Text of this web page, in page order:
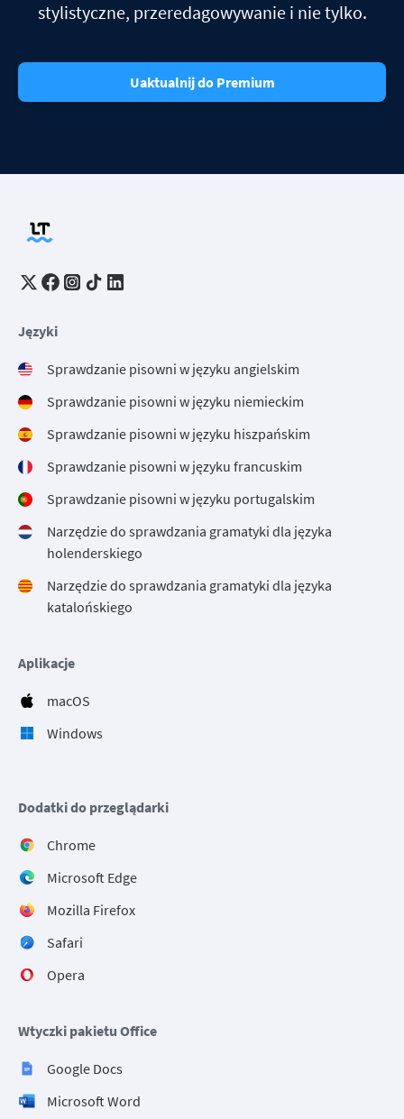
stylistyczne, przeredagowywanie i nie tylko.
Uaktualnij do Premium
Języki
Sprawdzanie pisowni w języku angielskim
Sprawdzanie pisowni w języku niemieckim
Sprawdzanie pisowni w języku hiszpańskim
Sprawdzanie pisowni w języku francuskim
Sprawdzanie pisowni w języku portugalskim
Narzędzie do sprawdzania gramatyki dla języka
holenderskiego
Narzędzie do sprawdzania gramatyki dla języka
katalońskiego
Aplikacje
macOS
Windows
Dodatki do przeglądarki
Chrome
Microsoft Edge
Mozilla Firefox
Safari
Opera
Wtyczki pakietu Office
Google Docs
Microsoft Word